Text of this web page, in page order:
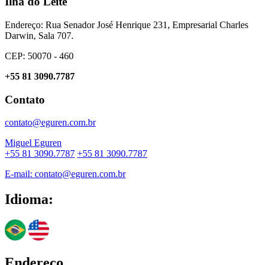
Endereço: Rua Senador José Henrique 231, Empresarial Charles
Darwin, Sala 707.
CEP: 50070 - 460
+55 81 3090.7787
Contato
contato@eguren.com.br
Miguel Eguren
+55 81 3090.7787 +55 81 3090.7787
E-mail: contato@eguren.com.br
Idioma: